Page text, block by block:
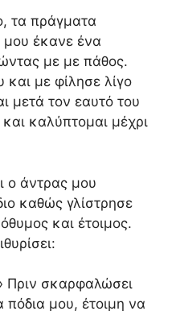
τα πράγματα
έκανε ένα
με με πάθος.
με φίλησε λίγο
μετά τον εαυτό του
καλύπτομαι μέχρι
ο άντρας μου
καθώς γλίστρησε
και έτοιμος.
Πριν σκαρφαλώσει
μου, έτοιμη να